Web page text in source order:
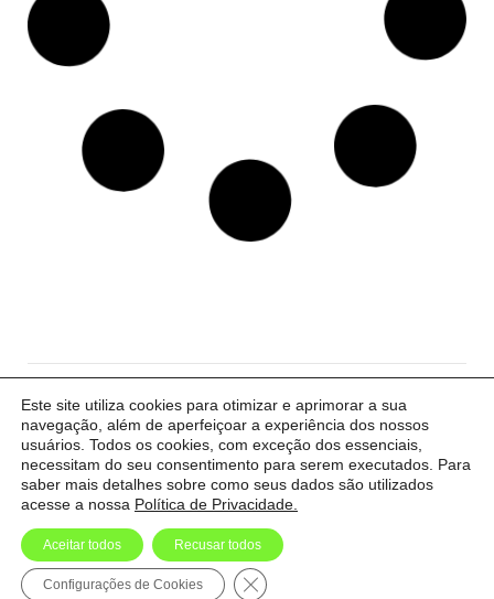
acesse
Este site utiliza cookies para otimizar e aprimorar a sua
navegação, além de aperfeiçoar a experiência dos nossos
usuários. Todos os cookies, com exceção dos essenciais,
necessitam do seu consentimento para serem executados. Para
saber mais detalhes sobre como seus dados são utilizados
acesse a nossa Política de Privacidade.
Aceitar todos Recusar todos
Configurações de Cookies Close GDPR Cookie Banner